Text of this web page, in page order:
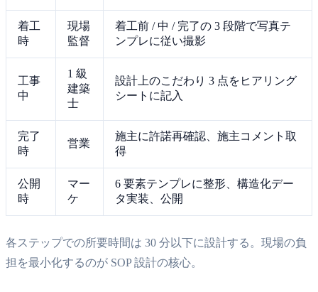
着工
時
現場
監督
着工前 / 中 / 完了の 3 段階で写真テ
ンプレに従い撮影
工事
中
1 級
建築
士
設計上のこだわり 3 点をヒアリング
シートに記入
完了
時
営業
施主に許諾再確認、施主コメント取
得
公開
時
マー
ケ
6 要素テンプレに整形、構造化デー
タ実装、公開
各ステップでの所要時間は 30 分以下に設計する。現場の負
担を最小化するのが SOP 設計の核心。